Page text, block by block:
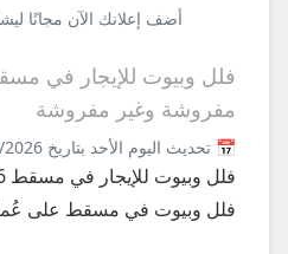
أضف إعلانك الآن مجانًا
مفروشة وغير مفروشة
📅 تحديث اليوم الأحد بتاريخ 9/8/2026
فلل وبيوت في مسقط على